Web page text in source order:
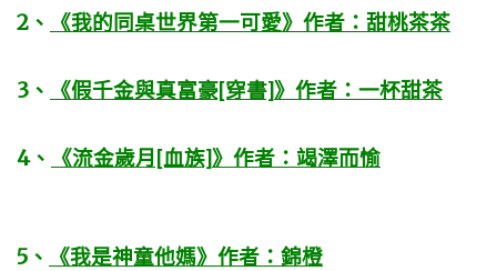
2 、 《我的同桌世界第一可愛》作者：甜桃茶茶
3 、 《假千金與真富豪[穿書]》作者：一杯甜茶
4、 《流金歲月[血族]》作者：竭澤而愉
5 、 《我是神童他媽》作者：錦橙